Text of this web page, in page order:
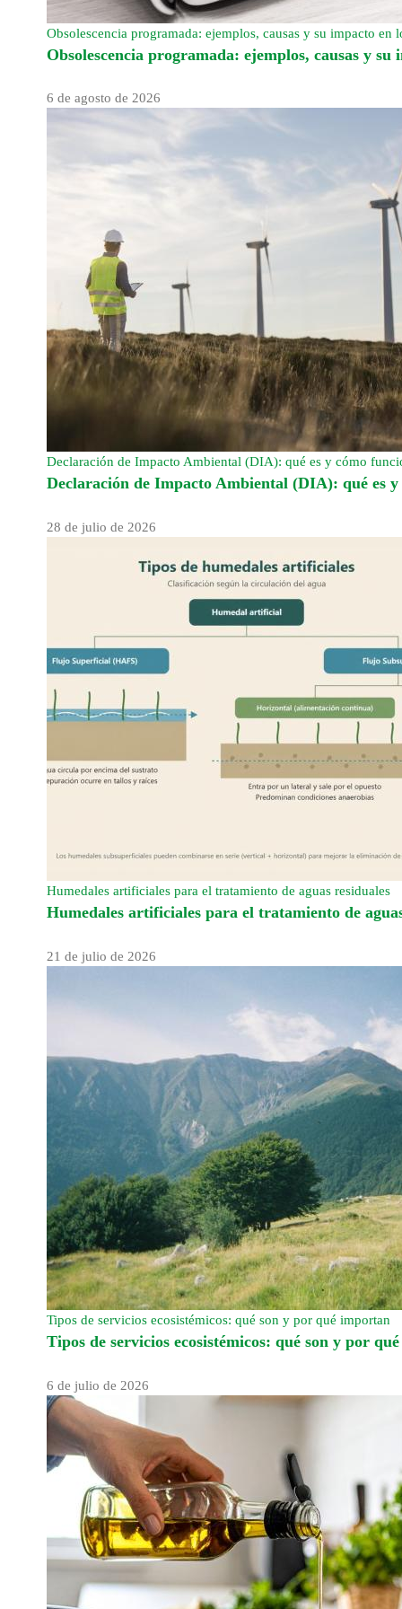
Obsolescencia programada: ejemplos, causas y su impacto en
Obsolescencia programada: ejemplos, causas y su
6 de agosto de 2026
Declaración de Impacto Ambiental (DIA): qué es y cómo
Declaración de Impacto Ambiental (DIA): qué es
28 de julio de 2026
Humedales artificiales para el tratamiento de aguas residuales
Humedales artificiales para el tratamiento de
21 de julio de 2026
Tipos de servicios ecosistémicos: qué son y por qué importan
Tipos de servicios ecosistémicos: qué son y por
6 de julio de 2026